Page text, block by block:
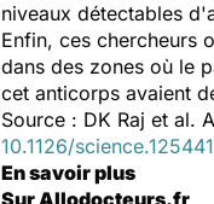
niveaux détectables
Enfin, ces chercheurs
dans des zones où le
cet anticorps avaient
Source : DK Raj et al.
10.1126/
En savoir plus
Sur Allodocteurs.fr